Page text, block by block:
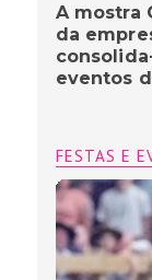
A mostra
da
eventos
FESTAS E